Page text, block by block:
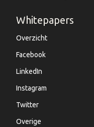
Whitepapers
Overzicht
Facebook
LinkedIn
Instagram
Twitter
Overige